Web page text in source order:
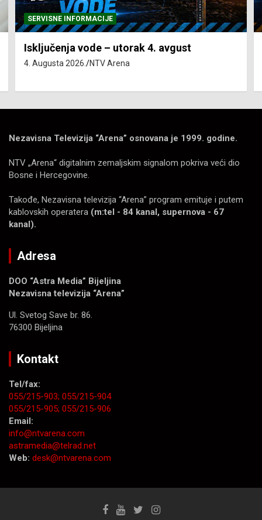
SERVISNE INFORMACIJE
Isključenja vode – utorak 4. avgust
4. Augusta 2026. NTV Arena
Nezavisna Televizija “Arena” osnovana je 1999. godine.
NTV „Arena“ digitalnim zemaljskim signalom pokriva veći dio
Bosne i Hercegovine.
Takođe, Nezavisna televizija “Arena” program emituje i putem
kablovskih operatera (m:tel - 84 kanal, supernova - 67
kanal).
Adresa
DOO “Astra Media” Bijeljina
Nezavisna televizija “Arena”
Ul. Svetog Save br. 86.
76300 Bijeljina
Kontakt
Tel/fax:
055/215-903; 055/215-904
055/215-905; 055/215-906
Email:
info@ntvarena.com
astramedia@telrad.net
Web: desk@ntvarena.com